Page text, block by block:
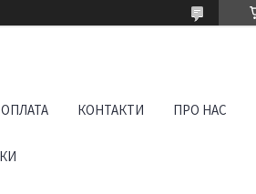
КОНТАКТИ ПРО НАС